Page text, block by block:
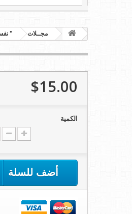
مجــلات "
$15.00
الكمية
أضف للسلة